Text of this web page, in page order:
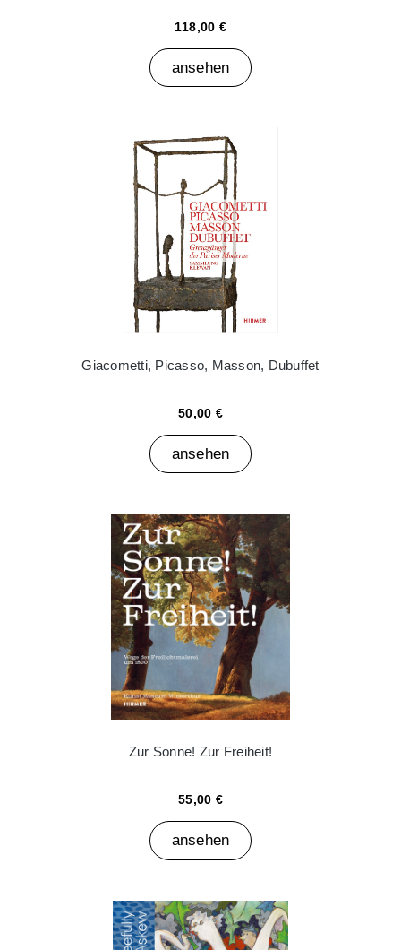
118,00 €
ansehen
Giacometti, Picasso, Masson, Dubuffet
50,00 €
ansehen
Zur Sonne! Zur Freiheit!
55,00 €
ansehen